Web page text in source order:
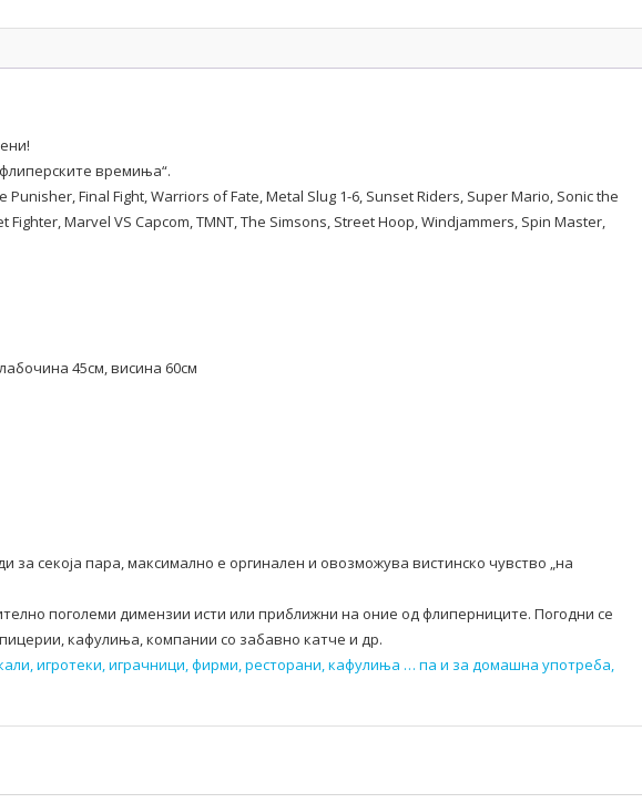
времиња“.
Final Fight, Warriors of Fate, Metal Slug 1-6, Sunset Riders, Super Mario, Sonic the
Marvel VS Capcom, TMNT, The Simsons, Street Hoop, Windjammers, Spin Master,
45см, висина 60см
за секоја пара, максимално е оргинален и овозможува вистинско чувство „на
поголеми димензии исти или приближни на оние од флиперниците. Погодни се
кафулиња, компании со забавно катче и др.
игротеки, играчници, фирми, ресторани, кафулиња … па и за домашна употреба,